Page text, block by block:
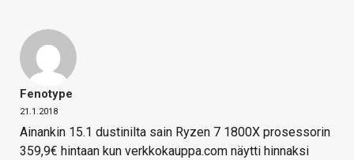
Fenotype
21.1.2018
Ainankin 15.1 dustinilta sain Ryzen 7 1800X prosessorin
359,9€ hintaan kun verkkokauppa.com näytti hinnaksi